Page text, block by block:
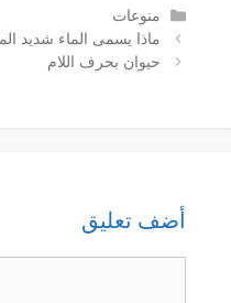
التصنيفات
منوعات
ماذا يسمى الماء شديد
حيوان بحرف اللام
أضف تعليق